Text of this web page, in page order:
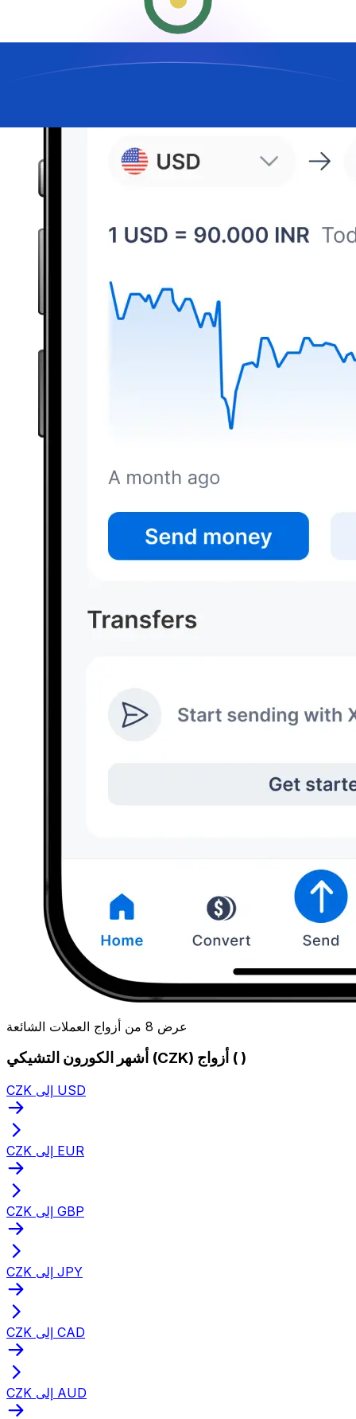
عرض 8 من أزواج العملات الشائعة
أشهر الكورون التشيكي (CZK) أزواج ( )
CZK إلى USD
CZK إلى EUR
CZK إلى GBP
CZK إلى JPY
CZK إلى CAD
CZK إلى AUD